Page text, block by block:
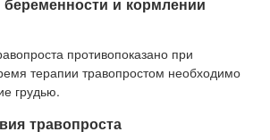
и кормлении
противопоказано при
терапии травопростом необходимо
грудью.
травопроста